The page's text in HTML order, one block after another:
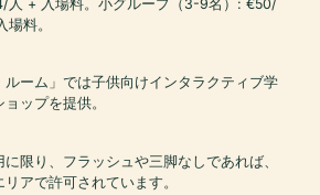
人 + 入場料。小グループ（3-9名）: €50/
料。
ルーム」では子供向けインタラクティブ学
ップを提供。
限り、フラッシュや三脚なしであれば、
アで許可されています。